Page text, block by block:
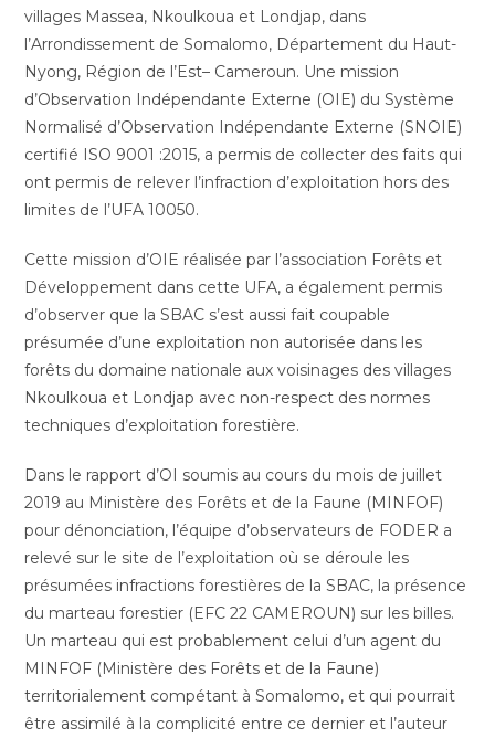
villages Massea, Nkoulkoua et Londjap, dans
l’Arrondissement de Somalomo, Département du Haut-
Nyong, Région de l’Est– Cameroun. Une mission
d’Observation Indépendante Externe (OIE) du Système
Normalisé d’Observation Indépendante Externe (SNOIE)
certifié ISO 9001 :2015, a permis de collecter des faits qui
ont permis de relever l’infraction d’exploitation hors des
limites de l’UFA 10050.
Cette mission d’OIE réalisée par l’association Forêts et
Développement dans cette UFA, a également permis
d’observer que la SBAC s’est aussi fait coupable
présumée d’une exploitation non autorisée dans les
forêts du domaine nationale aux voisinages des villages
Nkoulkoua et Londjap avec non-respect des normes
techniques d’exploitation forestière.
Dans le rapport d’OI soumis au cours du mois de juillet
2019 au Ministère des Forêts et de la Faune (MINFOF)
pour dénonciation, l’équipe d’observateurs de FODER a
relevé sur le site de l’exploitation où se déroule les
présumées infractions forestières de la SBAC, la présence
du marteau forestier (EFC 22 CAMEROUN) sur les billes.
Un marteau qui est probablement celui d’un agent du
MINFOF (Ministère des Forêts et de la Faune)
territorialement compétant à Somalomo, et qui pourrait
être assimilé à la complicité entre ce dernier et l’auteur